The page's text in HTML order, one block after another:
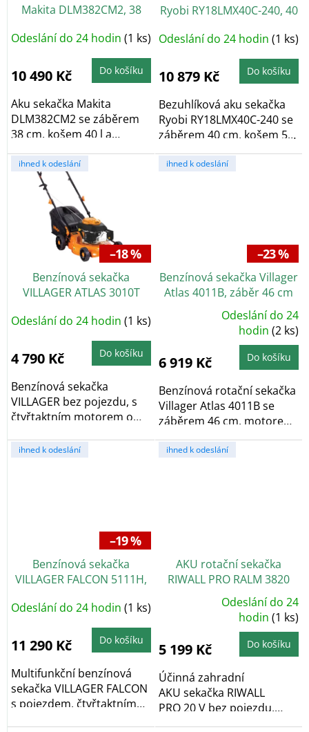
k
Makita DLM382CM2, 38
Odeslání do 24 hodin (1 ks)
10 490 Kč Do košíku
Aku sekačka Makita
DLM382CM2 se záběrem
38 cm, košem 40 l a
výšky...
Ryobi RY18LMX40C-240, 40
Nabroušení nože zdarma
Odeslání do 24 hodin (1 ks)
10 879 Kč Do košíku
Bezuhlíková aku sekačka
Ryobi RY18LMX40C-240 se
záběrem 40 cm, košem 50
l a centrálním...
ihned k odeslání
–18 %
Benzínová sekačka
VILLAGER ATLAS 3010T
Odeslání do 24 hodin (1 ks)
4 790 Kč Do košíku
Benzínová sekačka
VILLAGER bez pojezdu, s
čtyřtaktním motorem o
ihned k odeslání
–23 %
Benzínová sekačka Villager
Atlas 4011B, záběr 46 cm
5,0
z
5
Odeslání do 24
hodin(2 ks)
6 919 Kč Do košíku
Benzínová rotační sekačka
Villager Atlas 4011B se
záběrem 46 cm, motorem
125 cm³ a...
ihned k odeslání
–19 %
Benzínová sekačka
VILLAGER FALCON 5111H,
Odeslání do 24 hodin (1 ks)
11 290 Kč Do košíku
Multifunkční benzínová
sekačka VILLAGER FALCON
s pojezdem, čtyřtaktním
ihned k odeslání
AKU rotační sekačka
RIWALL PRO RALM 3820
+ Nabroušení nože
zdarma
5,0
z
5
Odeslání do 24
hodin(1 ks)
5 199 Kč Do košíku
Účinná zahradní
AKU sekačka RIWALL
PRO 20 V bez pojezdu,
doba provozu 40 min,...